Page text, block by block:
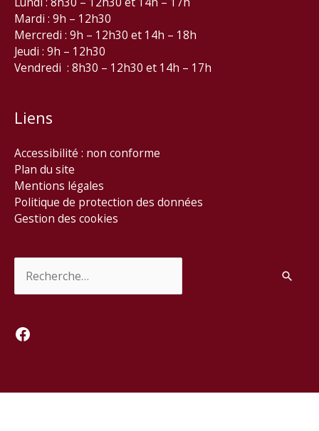
Mardi : 9h – 12h30
Mercredi : 9h – 12h30 et 14h – 18h
Jeudi : 9h – 12h30
Vendredi : 8h30 – 12h30 et 14h – 17h
Liens
Accessibilité : non conforme
Plan du site
Mentions légales
Politique de protection des données
Gestion des cookies
Facebook